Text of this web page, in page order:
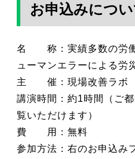
お申込みについ
名 称：実績多数の労働
ューマンエラーによる労
主 催：現場改善ラボ
講演時間：約1時間（ご
覧いただけます）
費 用：無料
参加方法：右のお申込み